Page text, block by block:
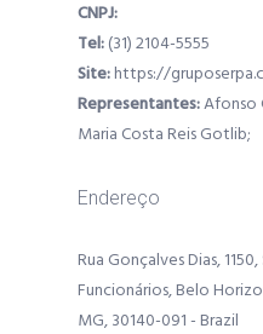
CNPJ:
Tel: (31) 2104-5555
Site: https://
Representantes:Afonso
Maria Costa Reis Gotlib;
Endereço
Rua Gonçalves Dias, 1150,
Funcionários, Belo
MG, 30140-091 - Brazil